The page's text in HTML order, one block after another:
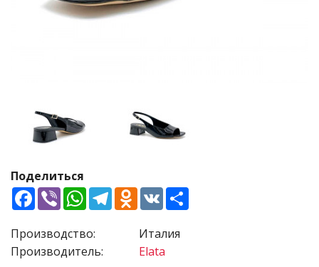
Поделиться
Facebook
ViberWhatsApp
TelegramOdnoklassniki
VK
Производство:
Производитель:
Италия
Elata